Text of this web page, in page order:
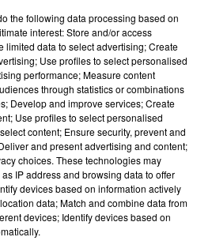
ENFANT DÉCÈDE APRÈS
the following data processing based on
interest: Store and/or access
limited data to select advertising; Create
Use profiles to select personalised
performance; Measure content
through statistics or combinations
Develop and improve services; Create
Use profiles to select personalised
content; Ensure security, prevent and
and present advertising and content;
choices. These technologies may
IP address and browsing data to offer
devices based on information actively
data; Match and combine data from
devices; Identify devices based on